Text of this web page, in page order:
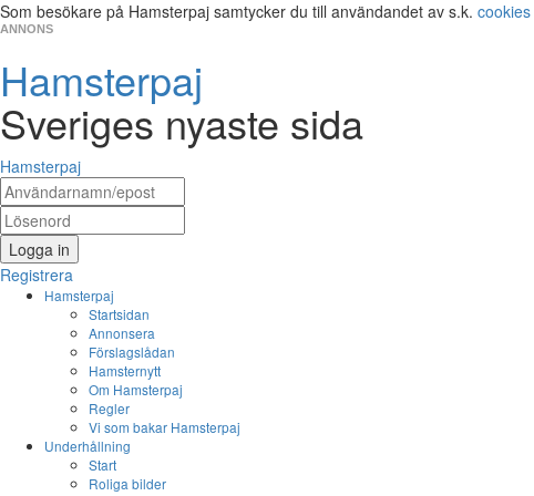
Som besökare på Hamsterpaj samtycker du till användandet av s.k. cookies
ANNONS
Hamsterpaj
Sveriges nyaste sida
Hamsterpaj
Logga in
Registrera
Hamsterpaj
Startsidan
Annonsera
Förslagslådan
Hamsternytt
Om Hamsterpaj
Regler
Vi som bakar Hamsterpaj
Underhållning
Start
Roliga bilder